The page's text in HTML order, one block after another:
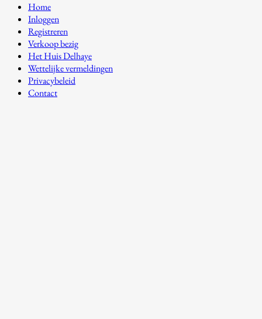
Home
Inloggen
Registreren
Verkoop bezig
Het Huis Delhaye
Wettelijke vermeldingen
Privacybeleid
Contact